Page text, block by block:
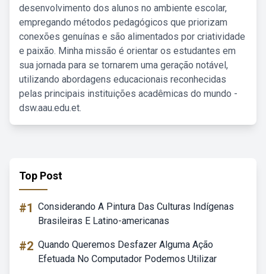
desenvolvimento dos alunos no ambiente escolar,
empregando métodos pedagógicos que priorizam
conexões genuínas e são alimentados por criatividade
e paixão. Minha missão é orientar os estudantes em
sua jornada para se tornarem uma geração notável,
utilizando abordagens educacionais reconhecidas
pelas principais instituições acadêmicas do mundo -
dsw.aau.edu.et.
Top Post
#1 Considerando A Pintura Das Culturas Indígenas
Brasileiras E Latino-americanas
#2 Quando Queremos Desfazer Alguma Ação
Efetuada No Computador Podemos Utilizar